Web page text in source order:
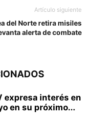
Artículo siguiente
del Norte retira misiles
alerta de combate
expresa interés en
en su próximo...